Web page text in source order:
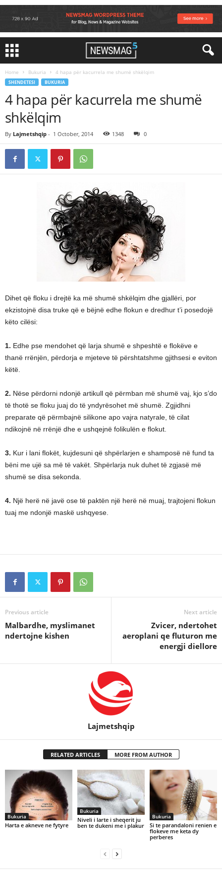
Home Bukuria 4 hapa për kacurrela me shumë shkëlqim
SHENDETESI BUKURIA
4 hapa për kacurrela me shumë
shkëlqim
By Lajmetshqip - 1 October, 2014 1348 0
Dihet që floku i drejtë ka më shumë shkëlqim dhe gjallëri, por
ekzistojnë disa truke që e bëjnë edhe flokun e dredhur t’i posedojë
këto cilësi:
1. Edhe pse mendohet që larja shumë e shpeshtë e flokëve e
thanë rrënjën, përdorja e mjeteve të përshtatshme gjithsesi e eviton
këtë.
2. Nëse përdorni ndonjë artikull që përmban më shumë vaj, kjo s’do
të thotë se floku juaj do të yndyrësohet më shumë. Zgjidhni
preparate që përmbajnë silikone apo vajra natyrale, të cilat
ndikojnë në rrënjë dhe e ushqejnë folikulën e flokut.
3. Kur i lani flokët, kujdesuni që shpërlarjen e shamposë në fund ta
bëni me ujë sa më të vakët. Shpërlarja nuk duhet të zgjasë më
shumë se disa sekonda.
4. Një herë në javë ose të paktën një herë në muaj, trajtojeni flokun
tuaj me ndonjë maskë ushqyese.
Previous article
Malbardhe, myslimanet
ndertojne kishen
Next article
Zvicer, ndertohet
aeroplani qe fluturon me
energji diellore
Lajmetshqip
RELATED ARTICLES MORE FROM AUTHOR
Bukuria
Harta e akneve ne fytyre
Bukuria
Niveli i larte i sheqerit ju
ben te dukeni me i plakur
Bukuria
Si te parandaloni renien e
flokeve me keta dy
perberes